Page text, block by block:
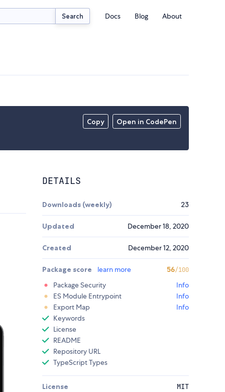
Search Docs Blog About
Copy Open in CodePen
DETAILS
Downloads (weekly) 23
Updated December 18, 2020
Created December 12, 2020
Package score learn more 56/100
Package Security
Info
ES Module Entrypoint
Info
Export Map
Info
Keywords
License
README
Repository URL
TypeScript Types
License MIT